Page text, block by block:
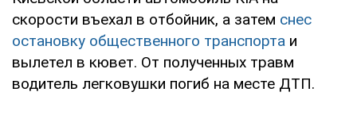
скорости въехал в отбойник, а затем снес
остановку общественного транспорта и
вылетел в кювет. От полученных травм
водитель легковушки погиб на месте ДТП.